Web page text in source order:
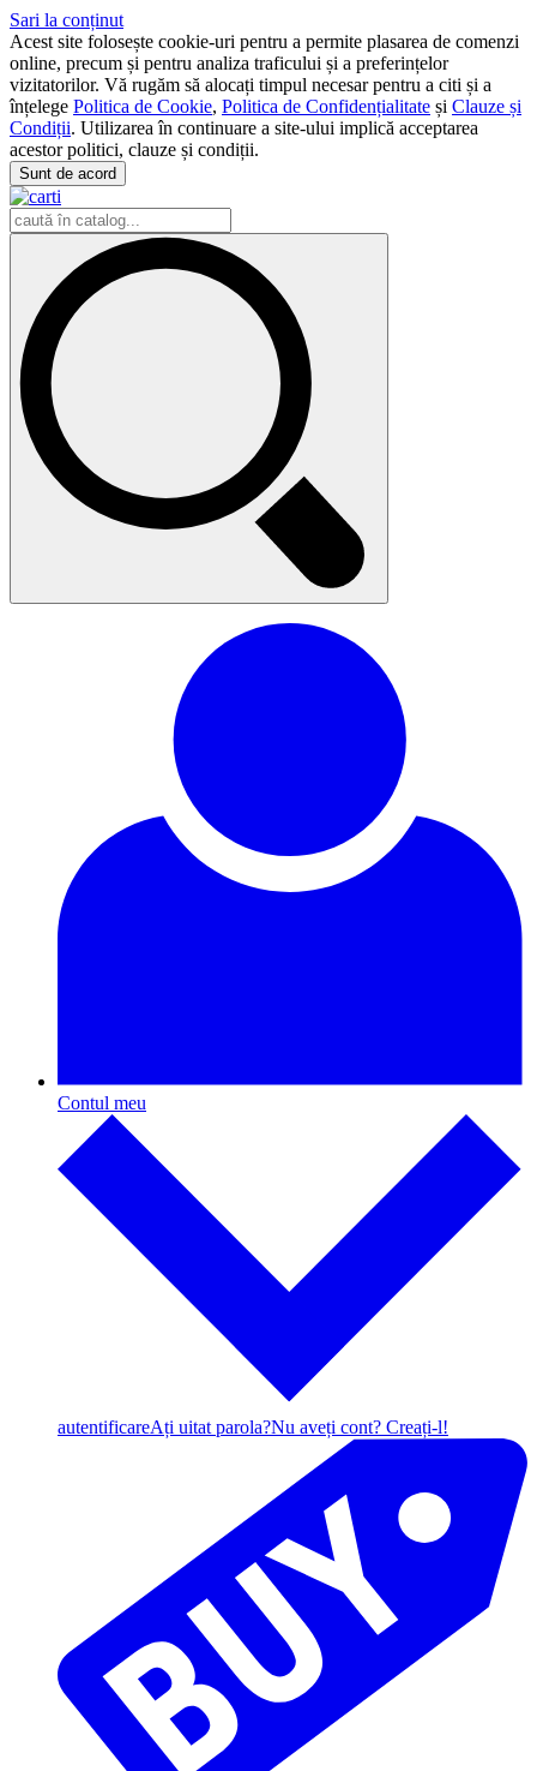
Sari la conținut
Acest site folosește cookie-uri pentru a permite plasarea de comenzi
online, precum și pentru analiza traficului și a preferințelor
vizitatorilor. Vă rugăm să alocați timpul necesar pentru a citi și a
înțelege Politica de Cookie, Politica de Confidențialitate și Clauze și
Condiții. Utilizarea în continuare a site-ului implică acceptarea
acestor politici, clauze și condiții.
Sunt de acord
Contul meu
autentificareAți uitat parola?Nu aveți cont? Creați-l!